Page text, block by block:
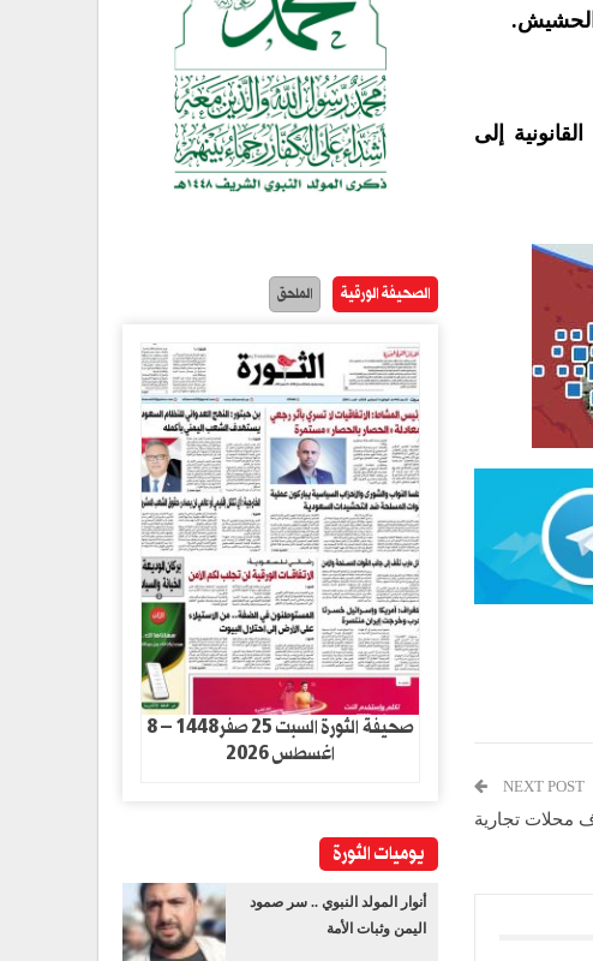
إلى
NEXT POST
محلات تجارية
الصحيفة الورقية الملحق
صحيفة الثورة السبت 25 صفر1448 – 8
اغسطس 2026
يوميات الثورة
أنوار المولد النبوي .. سر صمود
اليمن وثبات الأمة